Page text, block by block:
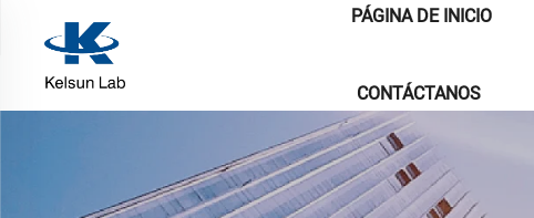
PÁGINA DE INICIO
CONTÁCTANOS